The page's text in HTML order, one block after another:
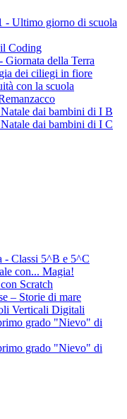
- Ultimo giorno di scuola
Coding
Giornata della Terra
dei ciliegi in fiore
con la scuola
dai bambini di I B
dai bambini di I C
- Classi 5^B e 5^C
con... Magia!
Scratch
– Storie di mare
Verticali Digitali
grado "Nievo" di
grado "Nievo" di